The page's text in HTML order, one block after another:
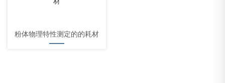
粉体物理特性测定的的耗材